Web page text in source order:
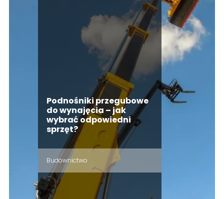
Podnośniki przegubowe
do wynajęcia – jak
wybrać odpowiedni
sprzęt?
Budownictwo